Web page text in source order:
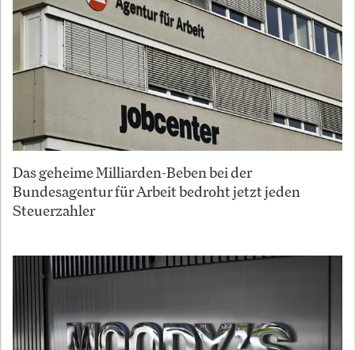
Das geheime Milliarden-Beben bei der
Bundesagentur für Arbeit bedroht jetzt jeden
Steuerzahler